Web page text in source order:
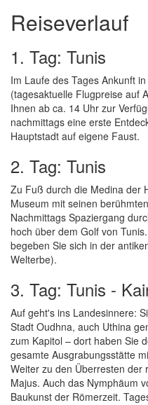
Reiseverlauf
1. Tag: Tunis
Im Laufe des Tages Ankunft
(tagesaktuelle Flugpreise auf
Ihnen ab ca. 14 Uhr zur
nachmittags eine erste
Hauptstadt auf eigene Faust.
2. Tag: Tunis
Zu Fuß durch die Medina der
Museum mit seinen
Nachmittags Spaziergang
hoch über dem Golf von
begeben Sie sich in der
Welterbe).
3. Tag: Tunis -
Auf geht's ins Landesinnere:
Stadt Oudhna, auch Uthina
zum Kapitol – dort haben Sie
gesamte Ausgrabungsstätte
Weiter zu den Überresten der
Majus. Auch das Nymphäum
Baukunst der Römerzeit.